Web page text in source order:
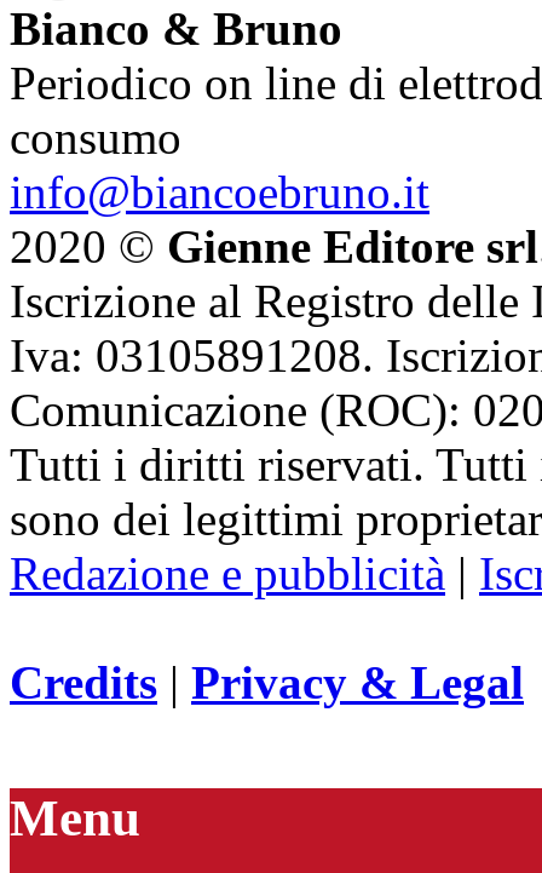
Bianco & Bruno
Periodico on line di
consumo
info@biancoebruno.it
2020 © Gienne Editore srl
Iscrizione al Registro delle
Iva: 03105891208.
Comunicazione (ROC):
Tutti i diritti riservati. Tutti
sono dei legittimi
Redazione e pubblicità |
Credits | Privacy & Legal
Menu